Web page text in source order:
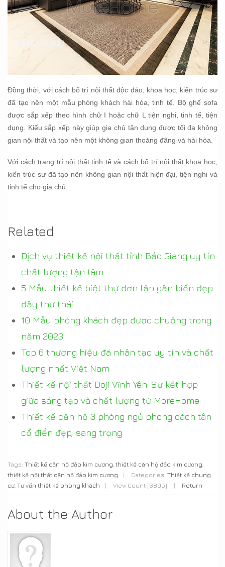
Đồng thời, với cách bố trí nội thất độc đáo, khoa học, kiến trúc sư
đã tạo nên một mẫu phòng khách hài hòa, tinh tế. Bộ ghế sofa
được sắp xếp theo hình chữ I hoặc chữ L tiện nghi, tinh tế, tiện
dụng. Kiểu sắp xếp này giúp gia chủ tận dụng được tối đa không
gian nội thất và tạo nên một không gian thoáng đãng và hài hòa.
Với cách trang trí nội thất tinh tế và cách bố trí nội thất khoa học,
kiến trúc sư đã tạo nên không gian nội thất hiện đại, tiện nghi và
tinh tế cho gia chủ.
Related
Dịch vụ thiết kế nội thất tỉnh Bắc Giang uy tín
chất lượng tận tâm
5 Mẫu thiết kế biệt thự đơn lập gần biển đẹp
đầy thư thái
10 Mẫu phòng khách đẹp được chuộng trong
năm 2023
Top 6 thương hiệu đá nhân tạo uy tín và chất
lượng nhất Việt Nam
Thiết kế nội thất Doji Vĩnh Yên: Sự kết hợp
giữa sáng tạo và chất lượng từ MoreHome
Thiết kế căn hộ 3 phòng ngủ phong cách tân
cổ điển đẹp, sang trọng
Tags: Thiết kế căn hộ đảo kim cương, thiết kế căn hộ đảo kim cương,
thiết kế nội thất căn hộ đảo kim cương
| Categories: Thiết kế chung
cư, Tư vấn thiết kế phòng khách | View Count (6895) | Return
About the Author